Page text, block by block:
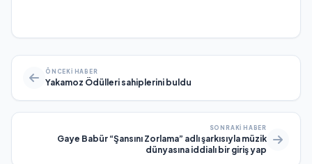
ÖNCEKI HABER
Yakamoz Ödülleri sahiplerini buldu
SONRAKI HABER
Gaye Babür “Şansını Zorlama” adlı şarkısıyla müzik
dünyasına iddialı bir giriş yap